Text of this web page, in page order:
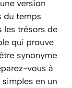
version
du temps
les trésors de
qui prouve
synonyme
vous à
en un